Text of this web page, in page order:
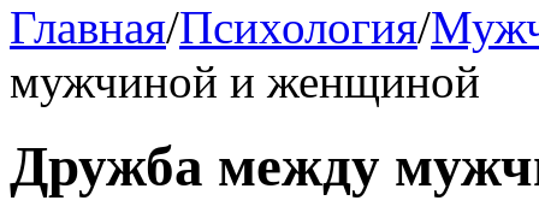
Главная/Психология/
мужчиной и женщиной
Дружба между